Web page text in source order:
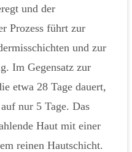
und der
Prozess führt zur
und zur
Im Gegensatz zur
etwa 28 Tage dauert,
nur 5 Tage. Das
Haut mit einer
reinen Hautschicht.